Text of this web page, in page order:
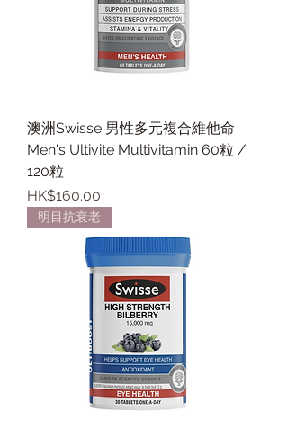
澳洲Swisse 男性多元複合維他命
Men's Ultivite Multivitamin 60粒 /
120粒
價格
HK$160.00
明目抗衰老